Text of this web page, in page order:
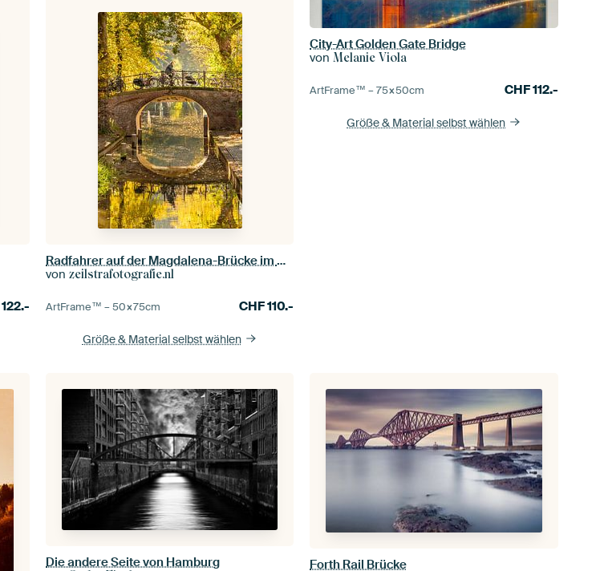
122.-
Radfahrer auf der Magdalena-Brücke im Herbst.
vonzeilstrafotografie.nl
ArtFrame™ –50×75cm CHF110.-
Größe & Material selbst wählen
City-Art Golden Gate Bridge
vonMelanie Viola
ArtFrame™ –75×50cm CHF112.-
Größe & Material selbst wählen
Die andere Seite von Hamburg
Forth Rail Brücke